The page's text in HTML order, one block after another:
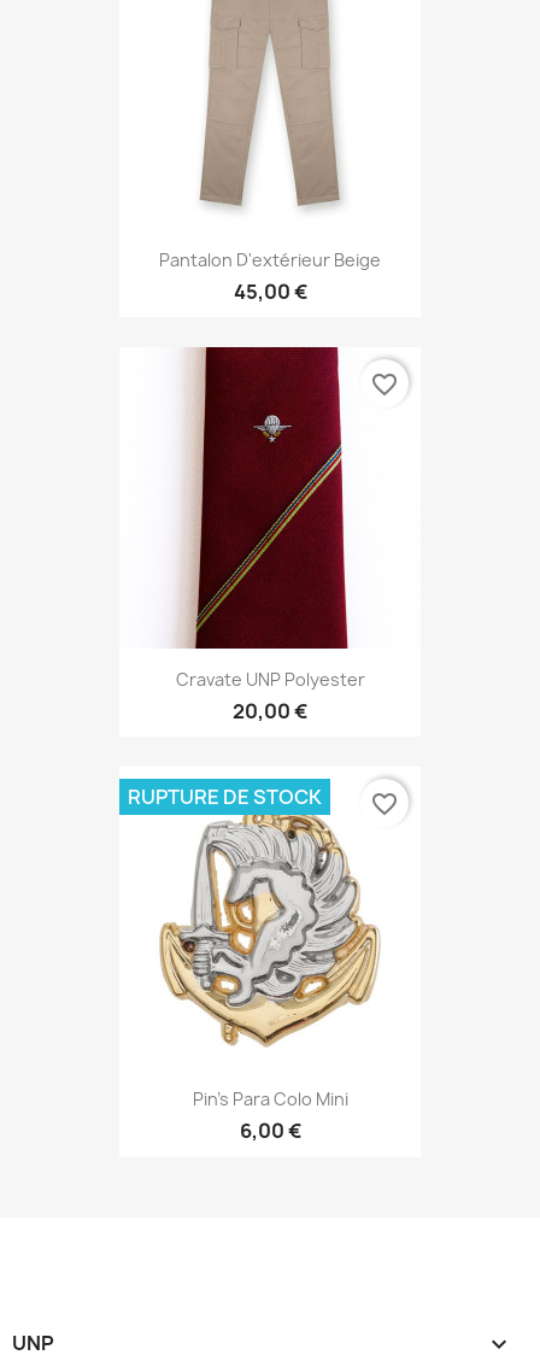
Pantalon D'extérieur Beige
45,00 €
Cravate UNP Polyester
20,00 €
favorite_border
Pin's Para Colo Mini
6,00 €
RUPTURE DE STOCK favorite_border
UNP 